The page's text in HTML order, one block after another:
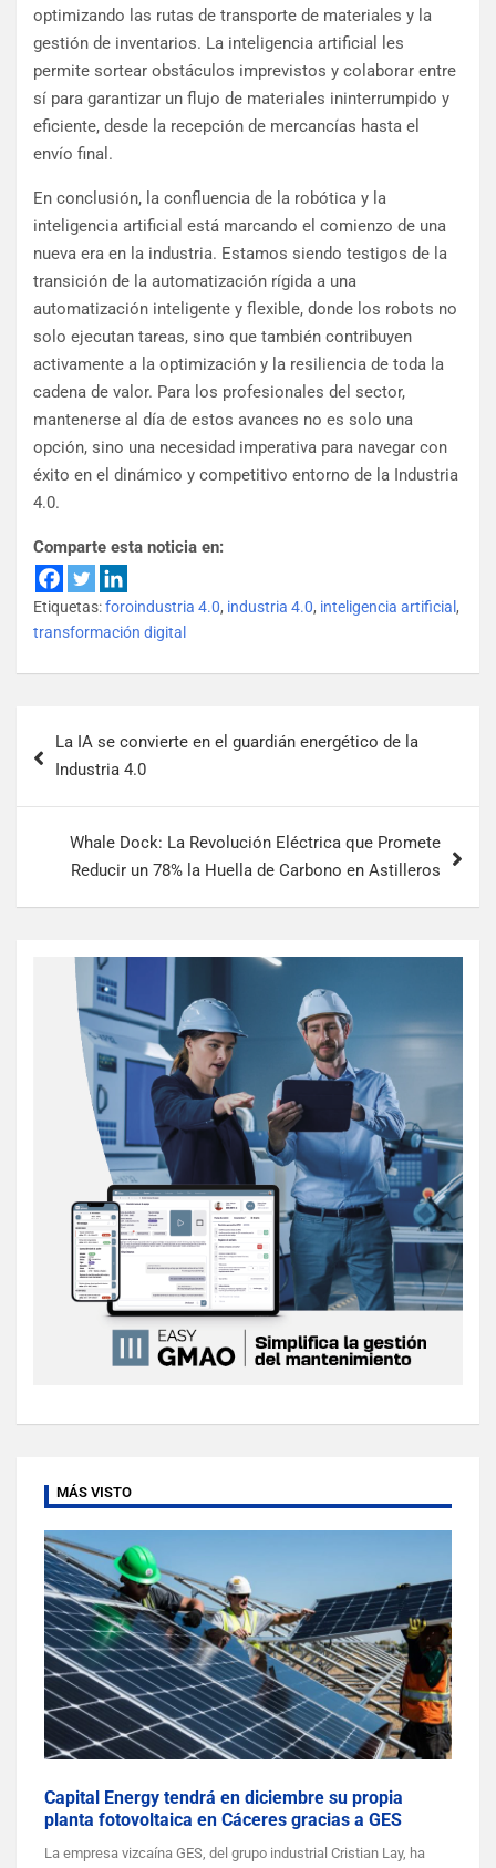
optimizando las rutas de transporte de materiales y la
gestión de inventarios. La inteligencia artificial les
permite sortear obstáculos imprevistos y colaborar entre
sí para garantizar un flujo de materiales ininterrumpido y
eficiente, desde la recepción de mercancías hasta el
envío final.
En conclusión, la confluencia de la robótica y la
inteligencia artificial está marcando el comienzo de una
nueva era en la industria. Estamos siendo testigos de la
transición de la automatización rígida a una
automatización inteligente y flexible, donde los robots no
solo ejecutan tareas, sino que también contribuyen
activamente a la optimización y la resiliencia de toda la
cadena de valor. Para los profesionales del sector,
mantenerse al día de estos avances no es solo una
opción, sino una necesidad imperativa para navegar con
éxito en el dinámico y competitivo entorno de la Industria
4.0.
Comparte esta noticia en:
Etiquetas:foroindustria 4.0, industria 4.0, inteligencia artificial ,
transformación digital
La IA se convierte en el guardián energético de la
Industria 4.0
Whale Dock: La Revolución Eléctrica que Promete
Reducir un 78% la Huella de Carbono en Astilleros
MÁS VISTO
Capital Energy tendrá en diciembre su propia
planta fotovoltaica en Cáceres gracias a GES
La empresa vizcaína GES, del grupo industrial Cristian Lay, ha